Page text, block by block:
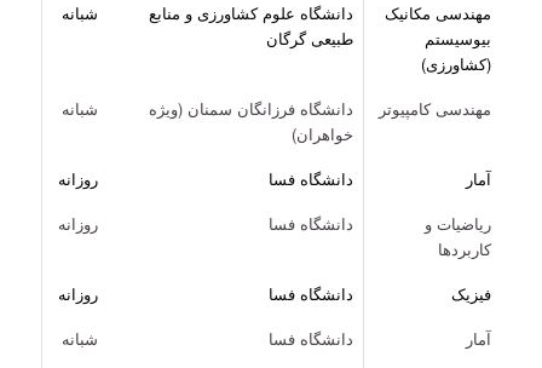
مهندسی مکانیک
بیوسیستم
(کشاورزی)
دانشگاه علوم کشاورزی و منابع
طبیعی گرگان
شبانه
مهندسی کامپیوتر
دانشگاه فرزانگان سمنان (ویژه
خواهران)
شبانه
آمار دانشگاه فسا
روزانه
ریاضیات و
کاربردها
دانشگاه فسا روزانه
فیزیک دانشگاه فسا
روزانه
آمار
دانشگاه فسا
شبانه